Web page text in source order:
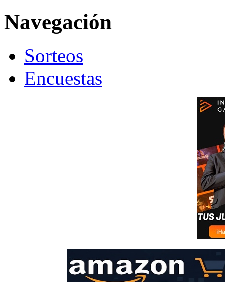
Navegación
Sorteos
Encuestas